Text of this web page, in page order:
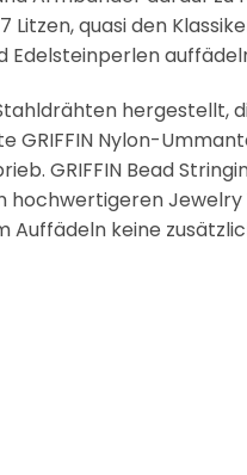
quasi den
Edelsteinperlen
GRIFFIN Nylon-
GRIFFIN Bead
Jewelry
Auffädeln keine